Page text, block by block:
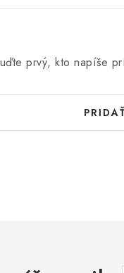
prvý, kto napíše